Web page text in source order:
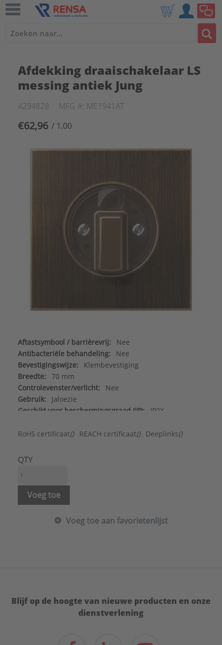
Afdekking draaischakelaar LS
messing antiek Jung
4294828 MFG #: ME1941AT
€62,96 / 1.00
Aftastsymbool / barrièrevrij:
Nee
Antibacteriële behandeling:
Nee
Bevestigingswijze:
Klembevestiging
Breedte:
70 mm
Controlevenster/verlicht:
Nee
Gebruik:
Jaloezie
Geschikt voor beschermingsgraad (IP):
IP2X
Halogeenvrij: Ja
Kleur:
Materiaal:
Materiaalkwaliteit:
Merk:
Jung
Met indicatieveld:
Draaiknop
RoHS certificaat() REACH certificaat() Deeplinks()
QTY
Voeg toe
Voeg toe aan favorietenlijst
Blijf op de hoogte van nieuwe producten en onze
dienstverlening